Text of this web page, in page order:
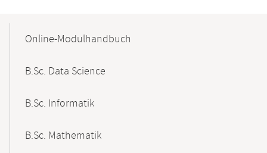
NavigationOnline-Modulhandbuch
B.Sc. Data Science
B.Sc. Informatik
B.Sc. Mathematik